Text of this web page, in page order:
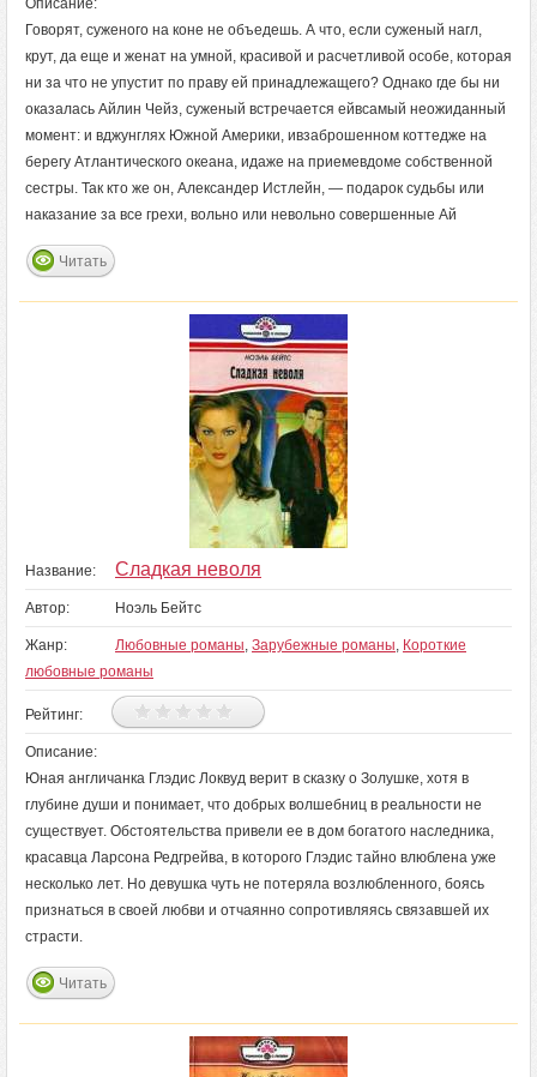
Описание:
Говорят, суженого на коне не объедешь. А что, если суженый нагл,
крут, да еще и женат на умной, красивой и расчетливой особе, которая
ни за что не упустит по праву ей принадлежащего? Однако где бы ни
оказалась Айлин Чейз, суженый встречается ейвсамый неожиданный
момент: и вджунглях Южной Америки, ивзаброшенном коттедже на
берегу Атлантического океана, идаже на приемевдоме собственной
сестры. Так кто же он, Александер Истлейн, — подарок судьбы или
наказание за все грехи, вольно или невольно совершенные Ай
Читать
Название: Сладкая неволя
Автор: Ноэль Бейтс
Жанр: Любовные романы, Зарубежные романы, Короткие
любовные романы
Рейтинг:
Описание:
Юная англичанка Глэдис Локвуд верит в сказку о Золушке, хотя в
глубине души и понимает, что добрых волшебниц в реальности не
существует. Обстоятельства привели ее в дом богатого наследника,
красавца Ларсона Редгрейва, в которого Глэдис тайно влюблена уже
несколько лет. Но девушка чуть не потеряла возлюбленного, боясь
признаться в своей любви и отчаянно сопротивляясь связавшей их
страсти.
Читать